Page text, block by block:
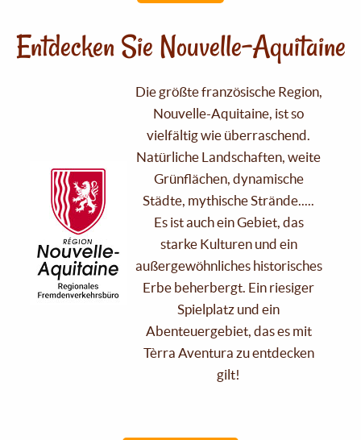
Entdecken Sie Nouvelle-Aquitaine
Die größte französische Region,
Nouvelle-Aquitaine, ist so
vielfältig wie überraschend.
Natürliche Landschaften, weite
Grünflächen, dynamische
Städte, mythische Strände.....
Es ist auch ein Gebiet, das
starke Kulturen und ein
außergewöhnliches historisches
Erbe beherbergt. Ein riesiger
Spielplatz und ein
Abenteuergebiet, das es mit
Tèrra Aventura zu entdecken
gilt!